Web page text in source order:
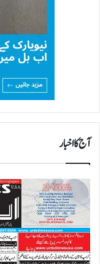
آج کا اخبار